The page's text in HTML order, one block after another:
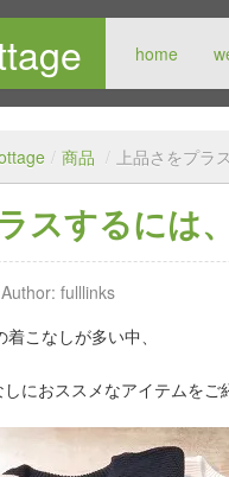
home
/ 商品 / 上品さをプラ
スするには
Author: fulllinks
こなしが多い中、
しにおススメなアイテムを